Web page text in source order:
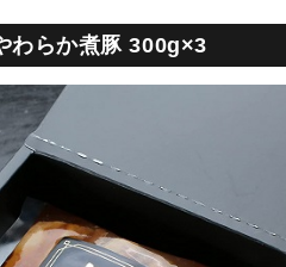
わらか煮豚 300g×3